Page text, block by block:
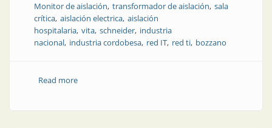
Monitor de aislación transformador de aislación sala
crítica aislación electrica aislación
hospitalaria vita schneider industria
nacional industria cordobesa red IT red ti bozzano
Read moreabout La empresa argentina que revoluciona el